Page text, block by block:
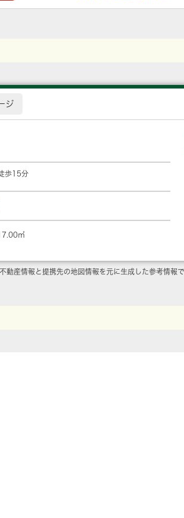
ジ
歩15分
㎡
産情報と提携先の地図情報を元に生成した参考情報で